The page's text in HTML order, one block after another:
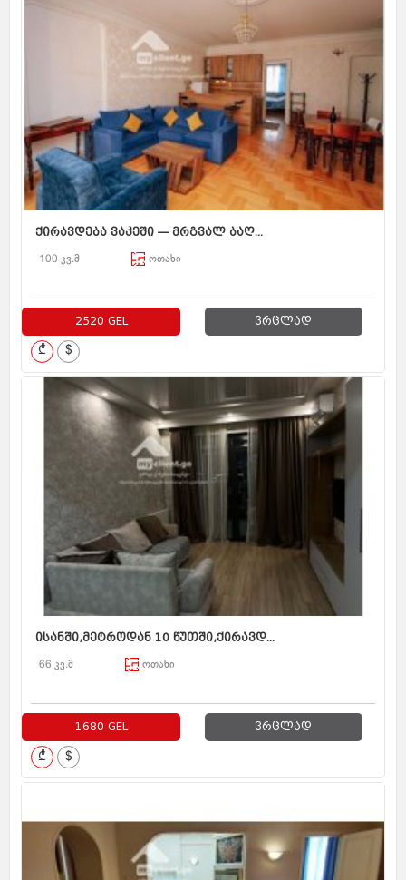
ქირავდება ვაკეში — მრგვალ ბაღ...
100 კვ.მ ოთახი
2520 GEL ვრცლად
₾ $
ისანში,მეტროდან 10 წუთში,ქირავდ...
66 კვ.მ ოთახი
1680 GEL ვრცლად
₾ $